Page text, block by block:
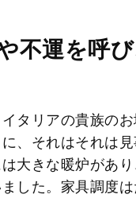
不運を呼
タリアの貴族の
、それはそれは
大きな暖炉があ
した。家具調度